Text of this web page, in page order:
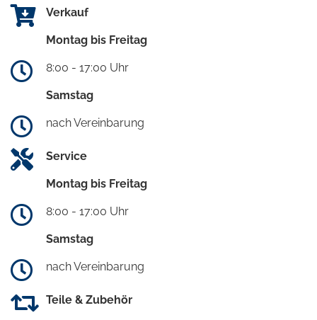
Verkauf
Montag bis Freitag
8:00 - 17:00 Uhr
Samstag
nach Vereinbarung
Service
Montag bis Freitag
8:00 - 17:00 Uhr
Samstag
nach Vereinbarung
Teile & Zubehör